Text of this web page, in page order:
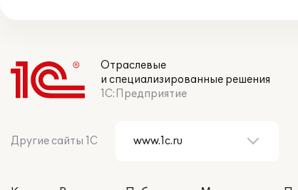
Отраслевые
и специализированные решения
1С:Предприятие
Другие сайты 1С